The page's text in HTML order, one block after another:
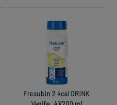
Fresubin 2 kcal DRINK